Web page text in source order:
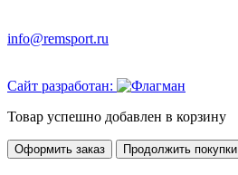
info@remsport.ru
Сайт разработан:
Товар успешно добавлен в корзину
Оформить заказ Продолжить покупки